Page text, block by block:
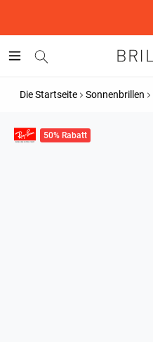
Die Startseite Sonnenbrillen
50% Rabatt